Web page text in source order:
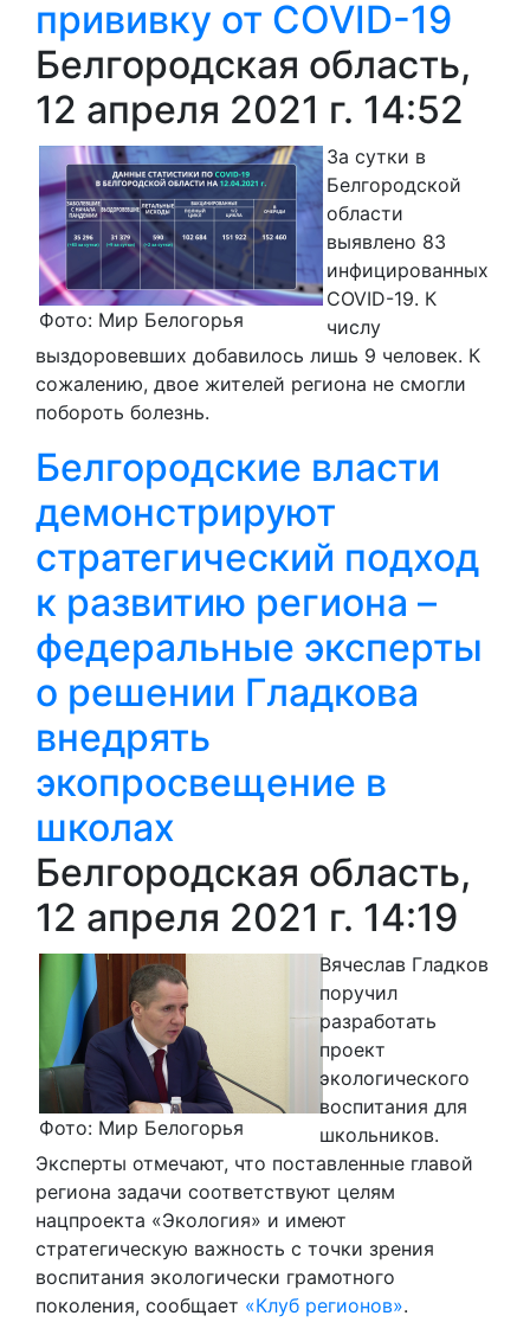
прививку от COVID-19
Белгородская область,
12 апреля 2021 г. 14:52
Фото: Мир Белогорья
За сутки в
Белгородской
области
выявлено 83
инфицированных
COVID-19. К
числу
выздоровевших добавилось лишь 9 человек. К
сожалению, двое жителей региона не смогли
побороть болезнь.
Белгородские власти
демонстрируют
стратегический подход
к развитию региона –
федеральные эксперты
о решении Гладкова
внедрять
экопросвещение в
школах
Белгородская область,
12 апреля 2021 г. 14:19
Фото: Мир Белогорья
Вячеслав Гладков
поручил
разработать
проект
экологического
воспитания для
школьников.
Эксперты отмечают, что поставленные главой
региона задачи соответствуют целям
нацпроекта «Экология» и имеют
стратегическую важность с точки зрения
воспитания экологически грамотного
поколения, сообщает «Клуб регионов».